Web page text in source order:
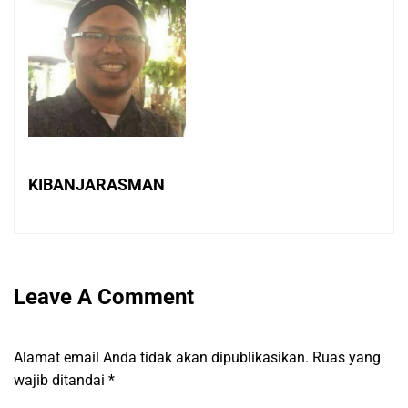
KIBANJARASMAN
Leave A Comment
Alamat email Anda tidak akan dipublikasikan. Ruas yang
wajib ditandai *